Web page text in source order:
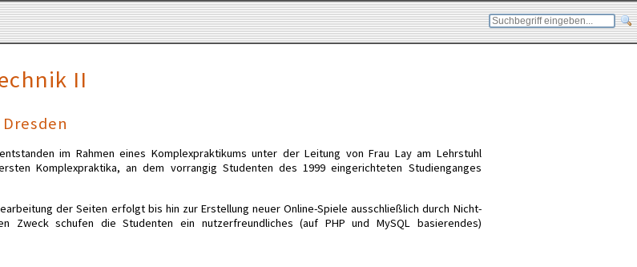
II
im Rahmen eines Komplexpraktikums unter der Leitung von Frau Lay am Lehrstuhl
Komplexpraktika, an dem vorrangig Studenten des 1999 eingerichteten Studienganges
der Seiten erfolgt bis hin zur Erstellung neuer Online-Spiele ausschließlich durch Nicht-
Zweck schufen die Studenten ein nutzerfreundliches (auf PHP und MySQL basierendes)